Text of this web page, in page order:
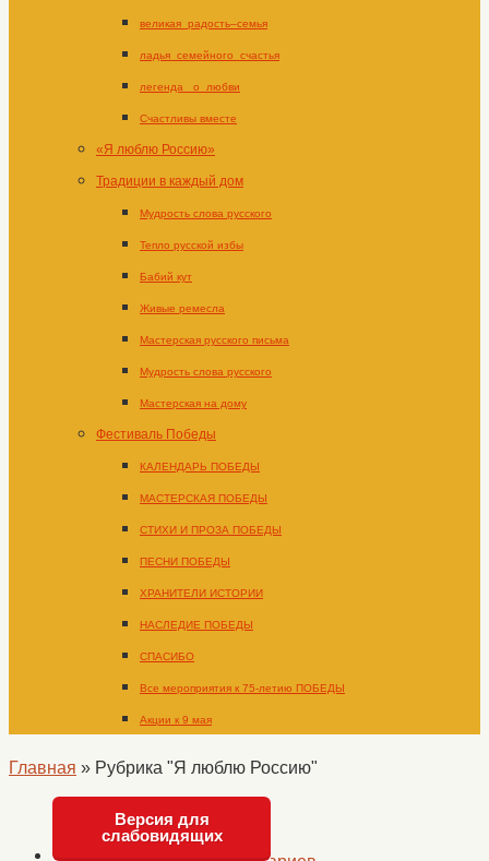
великая_радость–семья
ладья_семейного_счастья
легенда _о_любви
Счастливы вместе
«Я люблю Россию»
Традиции в каждый дом
Мудрость слова русского
Тепло русской избы
Бабий кут
Живые ремесла
Мастерская русского письма
Мудрость слова русского
Мастерская на дому
Фестиваль Победы
КАЛЕНДАРЬ ПОБЕДЫ
МАСТЕРСКАЯ ПОБЕДЫ
СТИХИ И ПРОЗА ПОБЕДЫ
ПЕСНИ ПОБЕДЫ
ХРАНИТЕЛИ ИСТОРИИ
НАСЛЕДИЕ ПОБЕДЫ
СПАСИБО
Все мероприятия к 75-летию ПОБЕДЫ
Акции к 9 мая
Главная » Рубрика "Я люблю Россию"
Версия для
слабовидящих